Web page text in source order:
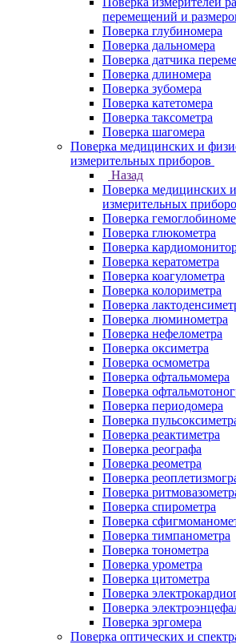
перемещений и
Поверка глубиномера
Поверка дальномера
Поверка датчика
Поверка длиномера
Поверка зубомера
Поверка катетомера
Поверка таксометра
Поверка шагомера
Поверка медицинских и
измерительных приборов
Назад
Поверка медицинских
измерительных
Поверка
Поверка глюкометра
Поверка
Поверка кератометра
Поверка коагулометра
Поверка колориметра
Поверка
Поверка люминометра
Поверка нефелометра
Поверка оксиметра
Поверка осмометра
Поверка офтальмомера
Поверка
Поверка периодомера
Поверка
Поверка реактиметра
Поверка реографа
Поверка реометра
Поверка
Поверка
Поверка спирометра
Поверка
Поверка тимпанометра
Поверка тонометра
Поверка урометра
Поверка цитометра
Поверка
Поверка
Поверка эргомера
Поверка оптических и